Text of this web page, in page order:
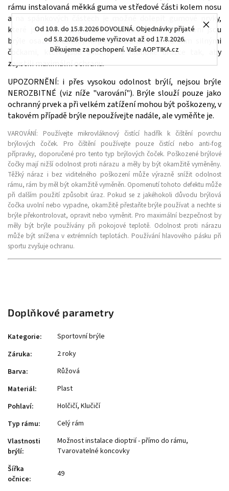
Od 10.8. do 15.8.2026 DOVOLENÁ. Objednávky přijaté
od 5.8.2026 budeme vyřizovat až od 17.8.2026.
Děkujeme za pochopení. Vaše AOPTIKA.cz
rámu instalovaná měkká guma ve středové části kolem nosu
a na spánkových částech je možné dolepit gumové prvky,
které jsou dodávány v balení. V základním provedení jsou
brýle osazeny odolnými polykarbonátovými 2 mm silnými
čočkami, které jsou usazené v hluboké drážce tak, aby
zajistili maximální ochranu.
UPOZORNĚNÍ: i přes vysokou odolnost brýlí, nejsou brýle
NEROZBITNÉ (viz níže "varování"). Brýle slouží pouze jako
ochranný prvek a při velkém zatížení mohou být poškozeny, v
takovém případě brýle nepoužívejte nadále, ale vyměňte je.
VAROVÁNÍ: Používejte mikrovláknový čistící hadřík k čištění povrchu
brýlových čoček. Pro čištění používejte pouze čistící nebo anti-fog
přípravky, doporučené pro tento typ brýlových čoček. Poškozené brýlové
čočky mají nižší odolnost proti nárazu a měly by být okamžitě vyměněny.
Těžký náraz i bez viditelného poškození může výrazně snížit odolnost
rámu, rám by měl být okamžitě vyměněn. Opomenutí tohoto defektu může
při dalším použití způsobit úraz. Pokud se z jakéhokoli důvodu brýlová
čočka uvolní nebo vypadne, okamžitě přestaňte brýle používat a nechte si
brýle překontrolovat, opravit nebo vyměnit. Pro maximální bezpečnost by
měly být brýle používány při pokojové teplotě. Odolnost proti nárazu
může být snížena v extrémních teplotách. Používání hlavového pásku při
sportu zvyšuje ochranu.
Doplňkové parametry
Kategorie:
Sportovní brýle
Záruka:
2 roky
Barva:
Růžová
Materiál:
Plast
Pohlaví:
Holčičí, Klučičí
Typ rámu:
Celý rám
Vlastnosti
brýlí:
Možnost instalace dioptrií - přímo do rámu,
Tvarovatelné koncovky
Šířka
očnice:
49